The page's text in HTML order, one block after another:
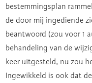
bestemmingsplan
de door mij ingediende
beantwoord (zou voor 1
behandeling van de
keer uitgesteld, nu zou
Ingewikkeld is ook dat